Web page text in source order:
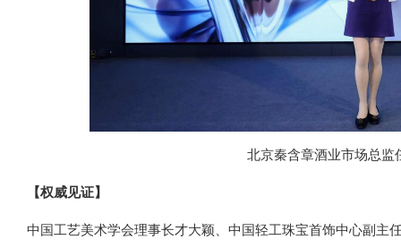
北京秦含章酒业市场总监
【权威见证】
中国工艺美术学会理事长才大颖、中国轻工珠宝首饰中心副主